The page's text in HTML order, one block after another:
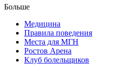
Больше
Медицина
Правила поведения
Места для МГН
Ростов Арена
Клуб болельщиков